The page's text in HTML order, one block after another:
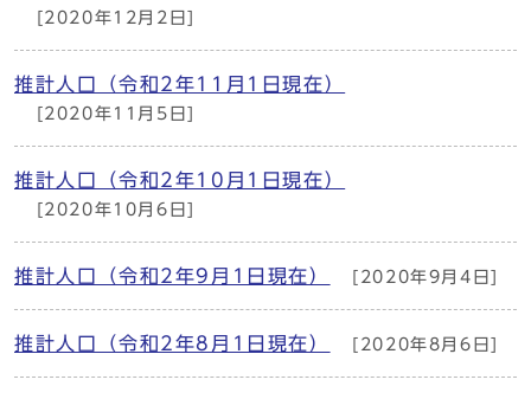
[2020年12月2日]
推計人口（令和2年11月1日現在）
[2020年11月5日]
推計人口（令和2年10月1日現在）
[2020年10月6日]
推計人口（令和2年9月1日現在） [2020年9月4日]
推計人口（令和2年8月1日現在） [2020年8月6日]